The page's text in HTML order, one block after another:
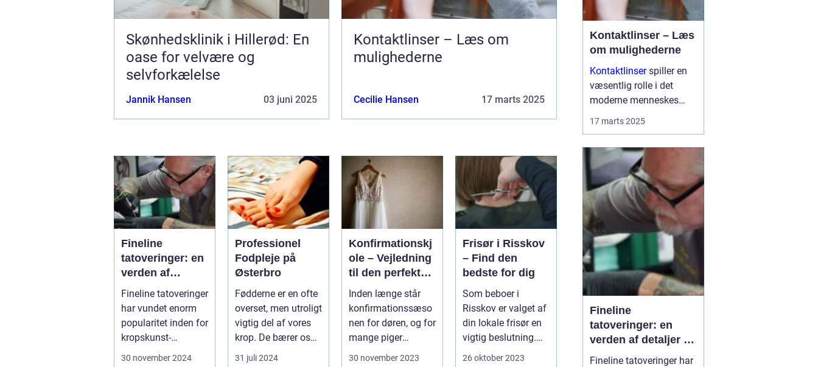
Skønhedsklinik i Hillerød: En
oase for velvære og
selvforkælelse
Jannik Hansen 03 juni 2025
Kontaktlinser – Læs om
mulighederne
Cecilie Hansen 17 marts 2025
Fineline
tatoveringer: en
verden af
detaljer og
elegance
Fineline tatoveringer
har vundet enorm
popularitet inden for
kropskunst-
verdenen de seneste
30 november 2024
Professionel
Fodpleje på
Østerbro
Fødderne er en ofte
overset, men utroligt
vigtig del af vores
krop. De bærer os
gennem ...
31 juli 2024
Konfirmationskj
ole – Vejledning
til den perfekte
kjole
Inden længe står
konfirmationssæso
nen for døren, og for
mange piger
betyder...
30 november 2023
Frisør i Risskov
– Find den
bedste for dig
Som beboer i
Risskov er valget af
din lokale frisør en
vigtig beslutning.
Det handler om
26 oktober 2023
Kontaktlinser – Læs
om mulighederne
Kontaktlinserspiller en
væsentlig rolle i det
moderne menneskes
for at korrigere synet
uden at skulle bære stel,
er de ...
17 marts 2025
Fineline
tatoveringer: en
verden af detaljer og
elegance
Fineline tatoveringer har